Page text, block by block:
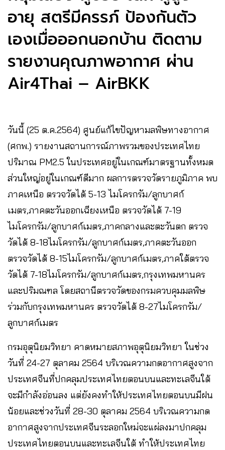
อายุ สตรีมีครรภ์ ป้องกันตัว
เองเมื่อออกนอกบ้าน ติดตาม
รายงานคุณภาพอากาศ ผ่าน
Air4Thai – AirBKK
วันนี้ (25 ต.ค.2564) ศูนย์แก้ไขปัญหามลพิษทางอากาศ
(ศกพ.) รายงานสถานการณ์ภาพรวมของประเทศไทย
ปริมาณ PM2.5 ในประเทศอยู่ในเกณฑ์มาตรฐานทั้งหมด
ส่วนใหญ่อยู่ในเกณฑ์ดีมาก ผลการตรวจวัดรายภูมิภาค พบ
ภาคเหนือ ตรวจวัดได้ 5-13 ไมโครกรัม/ลูกบาศก์
เมตร,ภาคตะวันออกเฉียงเหนือ ตรวจวัดได้ 7-19
ไมโครกรัม/ลูกบาศก์เมตร,ภาคกลางและตะวันตก ตรวจ
วัดได้ 8-18ไมโครกรัม/ลูกบาศก์เมตร,ภาคตะวันออก
ตรวจวัดได้ 8-15ไมโครกรัม/ลูกบาศก์เมตร,ภาคใต้ตรวจ
วัดได้ 7-18ไมโครกรัม/ลูกบาศก์เมตร,กรุงเทพมหานคร
และปริมณฑล โดยสถานีตรวจวัดของกรมควบคุมมลพิษ
ร่วมกับกรุงเทพมหานคร ตรวจวัดได้ 8-27ไมโครกรัม/
ลูกบาศก์เมตร
กรมอุตุนิยมวิทยา คาดหมายสภาพอุตุนิยมวิทยา ในช่วง
วันที่ 24-27 ตุลาคม 2564 บริเวณความกดอากาศสูงจาก
ประเทศจีนที่ปกคลุมประเทศไทยตอนบนและทะเลจีนใต้
จะมีกำลังอ่อนลง แต่ยังคงทำให้ประเทศไทยตอนบนมีฝน
น้อยและช่วงวันที่ 28-30 ตุลาคม 2564 บริเวณความกด
อากาศสูงจากประเทศจีนระลอกใหม่จะแผ่ลงมาปกคลุม
ประเทศไทยตอนบนและทะเลจีนใต้ ทำให้ประเทศไทย